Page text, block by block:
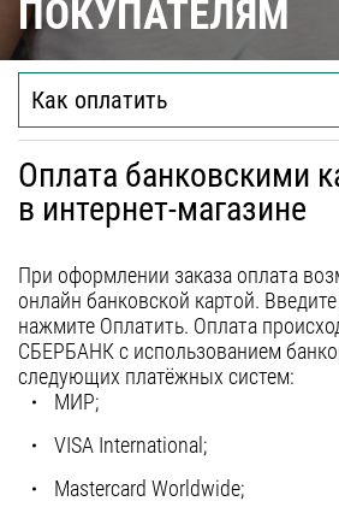
т-образные
козырьковые
аксессуары
Гарантия
Сервис
Контакты
Москва
Екатеринбург
Казань
Нижний Новгород
Новосибирск
Санкт-Петербург
Челябинск
Краснодар
8 (800) 555-12-55
пн-пт 09:00–18:00
ПОКУПАТЕЛЯМ
Как оплатить
Оплата банковскими
в интернет-магазине
При оформлении заказа оплата
онлайн банковской картой.
нажмите Оплатить. Оплата
СБЕРБАНК с использованием
следующих платёжных систем:
МИР;
VISA International;
Mastercard Worldwide;